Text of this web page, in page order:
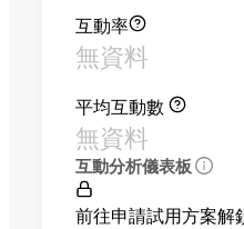
互動率
無資料
平均互動數
無資料
互動分析儀表板
前往申請試用方案解